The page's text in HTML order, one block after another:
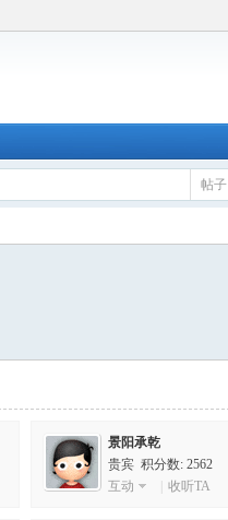
帖子
景阳承乾
贵宾 积分数: 2562
互动
收听TA